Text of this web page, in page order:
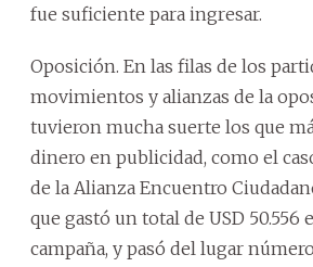
fue suficiente para ingresar.
Oposición. En las filas de los
movimientos y alianzas de la
tuvieron mucha suerte los que
dinero en publicidad, como el
de la Alianza Encuentro
que gastó un total de USD 50.556
campaña, y pasó del lugar